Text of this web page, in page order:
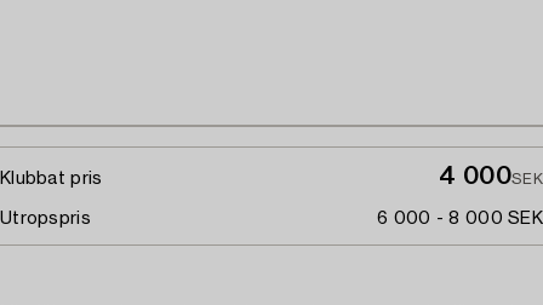
Klubbat pris 4 000SEK
Utropspris 6 000 - 8 000 SEK